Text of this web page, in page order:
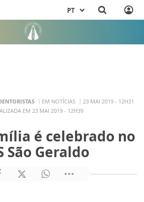
PT
EM NOTÍCIAS
23 MAI 2019 - 12H31
EM 23 MAI 2019 - 12H39
é celebrado no
São Geraldo